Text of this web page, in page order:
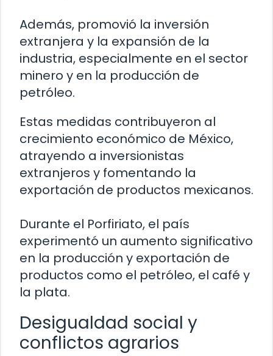
Además, promovió la inversión
extranjera y la expansión de la
industria, especialmente en el sector
minero y en la producción de
petróleo.
Estas medidas contribuyeron al
crecimiento económico de México,
atrayendo a inversionistas
extranjeros y fomentando la
exportación de productos mexicanos.
Durante el Porfiriato, el país
experimentó un aumento significativo
en la producción y exportación de
productos como el petróleo, el café y
la plata.
Desigualdad social y
conflictos agrarios